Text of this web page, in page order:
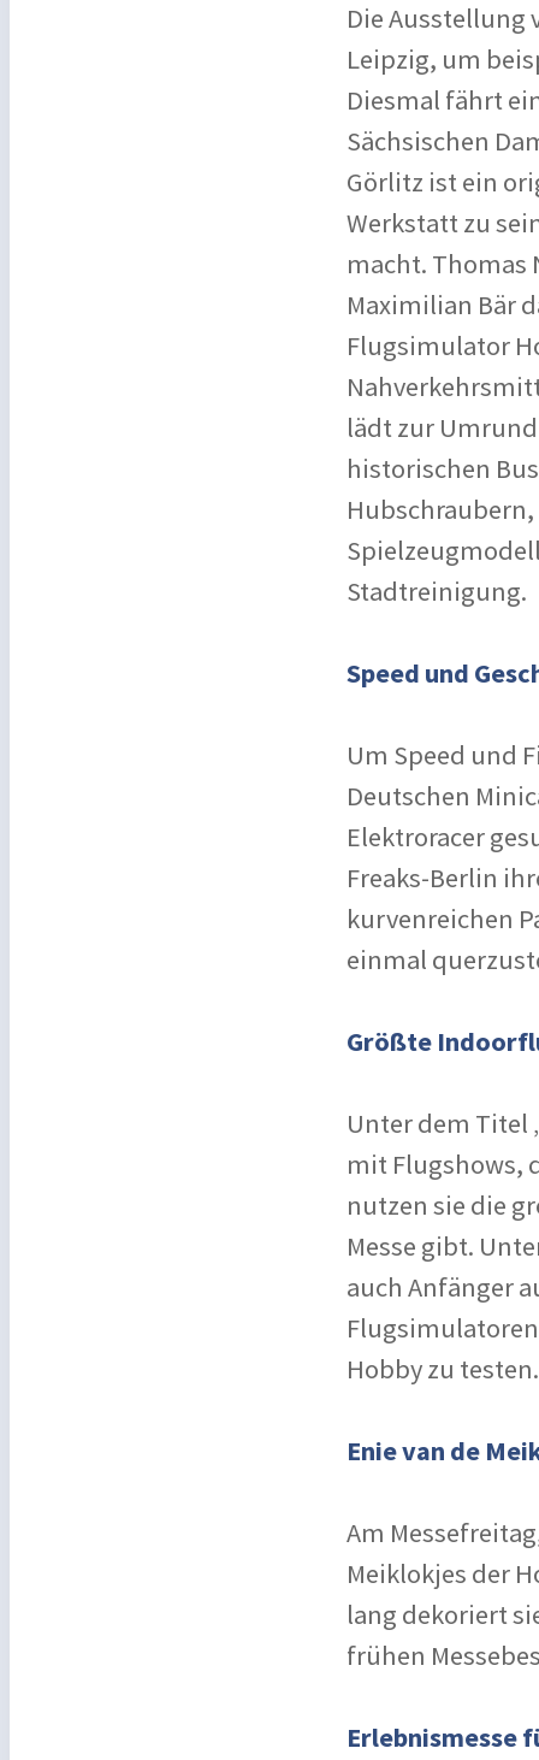
Die Ausstellung
Leipzig, um
Diesmal fährt
Sächsischen
Görlitz ist ein
Werkstatt zu
macht. Thomas
Maximilian Bär
Flugsimulator
lädt zur
historischen
Stadtreinigung.
Speed und
Um Speed und
Deutschen
Elektroracer
Freaks-Berlin
kurvenreichen
einmal
Größte
Unter dem Titel
mit Flugshows,
nutzen sie die
Messe gibt.
auch Anfänger
Hobby zu testen.
Enie van de
Am
Meiklokjes der
lang dekoriert
frühen
Erlebnismesse